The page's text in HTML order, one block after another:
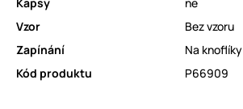
Vzor
Bez vzoru
Zapínání
Na knoflíky
Kód produktu
P66909